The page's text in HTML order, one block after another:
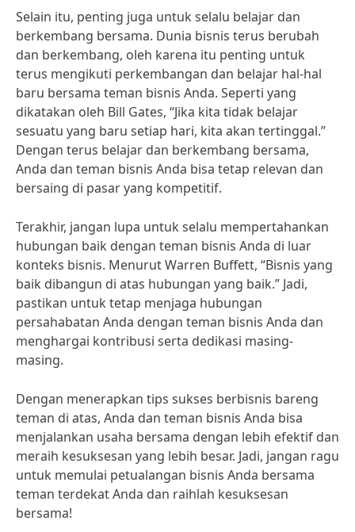
Selain itu, penting juga untuk selalu belajar dan
berkembang bersama. Dunia bisnis terus berubah
dan berkembang, oleh karena itu penting untuk
terus mengikuti perkembangan dan belajar hal-hal
baru bersama teman bisnis Anda. Seperti yang
dikatakan oleh Bill Gates, “Jika kita tidak belajar
sesuatu yang baru setiap hari, kita akan tertinggal.”
Dengan terus belajar dan berkembang bersama,
Anda dan teman bisnis Anda bisa tetap relevan dan
bersaing di pasar yang kompetitif.
Terakhir, jangan lupa untuk selalu mempertahankan
hubungan baik dengan teman bisnis Anda di luar
konteks bisnis. Menurut Warren Buffett, “Bisnis yang
baik dibangun di atas hubungan yang baik.” Jadi,
pastikan untuk tetap menjaga hubungan
persahabatan Anda dengan teman bisnis Anda dan
menghargai kontribusi serta dedikasi masing-
masing.
Dengan menerapkan tips sukses berbisnis bareng
teman di atas, Anda dan teman bisnis Anda bisa
menjalankan usaha bersama dengan lebih efektif dan
meraih kesuksesan yang lebih besar. Jadi, jangan ragu
untuk memulai petualangan bisnis Anda bersama
teman terdekat Anda dan raihlah kesuksesan
bersama!